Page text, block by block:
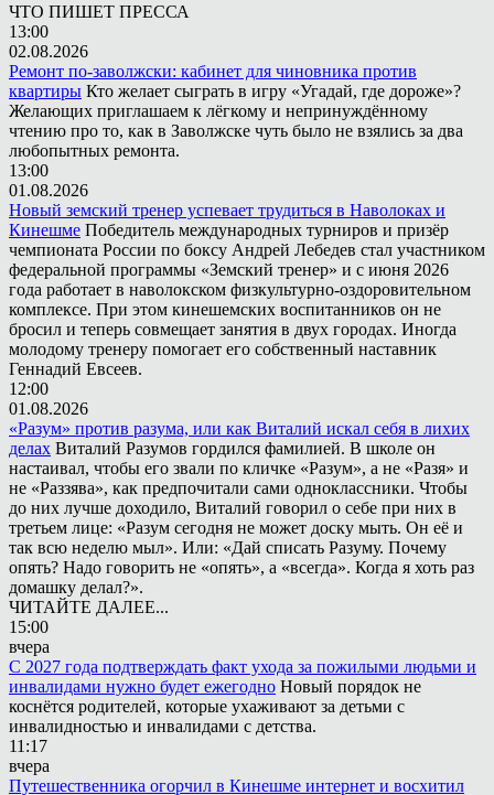
ЧТО ПИШЕТ ПРЕССА
13:00
02.08.2026
Ремонт по-заволжски: кабинет для чиновника против
квартиры Кто желает сыграть в игру «Угадай, где дороже»?
Желающих приглашаем к лёгкому и непринуждённому
чтению про то, как в Заволжске чуть было не взялись за два
любопытных ремонта.
13:00
01.08.2026
Новый земский тренер успевает трудиться в Наволоках и
Кинешме Победитель международных турниров и призёр
чемпионата России по боксу Андрей Лебедев стал участником
федеральной программы «Земский тренер» и с июня 2026
года работает в наволокском физкультурно-оздоровительном
комплексе. При этом кинешемских воспитанников он не
бросил и теперь совмещает занятия в двух городах. Иногда
молодому тренеру помогает его собственный наставник
Геннадий Евсеев.
12:00
01.08.2026
«Разум» против разума, или как Виталий искал себя в лихих
делах Виталий Разумов гордился фамилией. В школе он
настаивал, чтобы его звали по кличке «Разум», а не «Разя» и
не «Раззява», как предпочитали сами одноклассники. Чтобы
до них лучше доходило, Виталий говорил о себе при них в
третьем лице: «Разум сегодня не может доску мыть. Он её и
так всю неделю мыл». Или: «Дай списать Разуму. Почему
опять? Надо говорить не «опять», а «всегда». Когда я хоть раз
домашку делал?».
ЧИТАЙТЕ ДАЛЕЕ...
15:00
вчера
С 2027 года подтверждать факт ухода за пожилыми людьми и
инвалидами нужно будет ежегодно Новый порядок не
коснётся родителей, которые ухаживают за детьми с
инвалидностью и инвалидами с детства.
11:17
вчера
Путешественника огорчил в Кинешме интернет и восхитил